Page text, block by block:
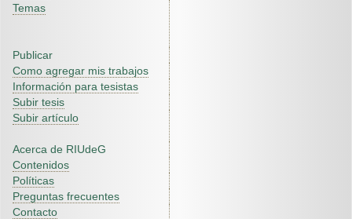
Temas
Publicar
Como agregar mis trabajos
Información para tesistas
Subir tesis
Subir artículo
Acerca de RIUdeG
Contenidos
Políticas
Preguntas frecuentes
Contacto